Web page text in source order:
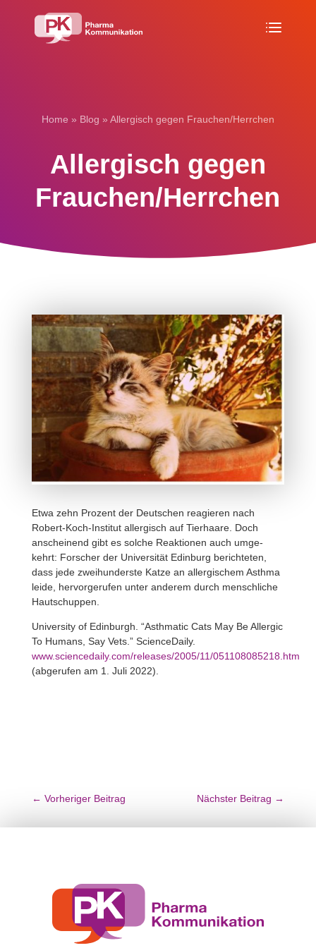
Home » Blog » Allergisch gegen Frauchen/Herrchen
Aller­gisch gegen
Frauchen/Herrchen
Etwa zehn Prozent der Deut­schen reagieren nach
Robert-Koch-Institut aller­gisch auf Tier­haare. Doch
anschei­nend gibt es solche Reak­tionen auch umge­
kehrt: Forscher der Univer­sität Edin­burg berich­teten,
dass jede zwei­hun­derste Katze an aller­gi­schem Asthma
leide, hervor­ge­rufen unter anderem durch mensch­liche
Hautschuppen.
Univer­sity of Edin­burgh. “Asth­matic Cats May Be Allergic
To Humans, Say Vets.” ScienceDaily.
www.sciencedaily.com/releases/2005/11/051108085218.htm
(abge­rufen am 1. Juli 2022).
← Vorheriger Beitrag Nächster Beitrag →